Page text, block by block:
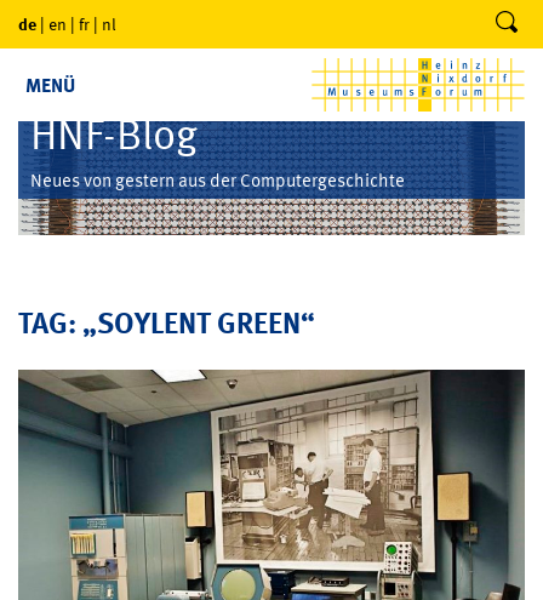
de | en | fr | nl
MENÜ
HNF-Blog
Neues von gestern aus der Computergeschichte
TAG: „SOYLENT GREEN“